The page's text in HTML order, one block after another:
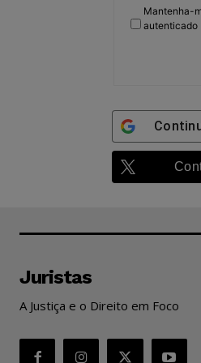
Mantenha-
autenticado
Juristas
A Justiça e o Direito em Foco